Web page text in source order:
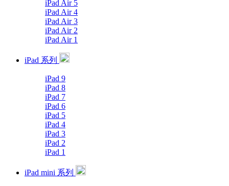
iPad Air 5
iPad Air 4
iPad Air 3
iPad Air 2
iPad Air 1
iPad 系列
iPad 9
iPad 8
iPad 7
iPad 6
iPad 5
iPad 4
iPad 3
iPad 2
iPad 1
iPad mini 系列